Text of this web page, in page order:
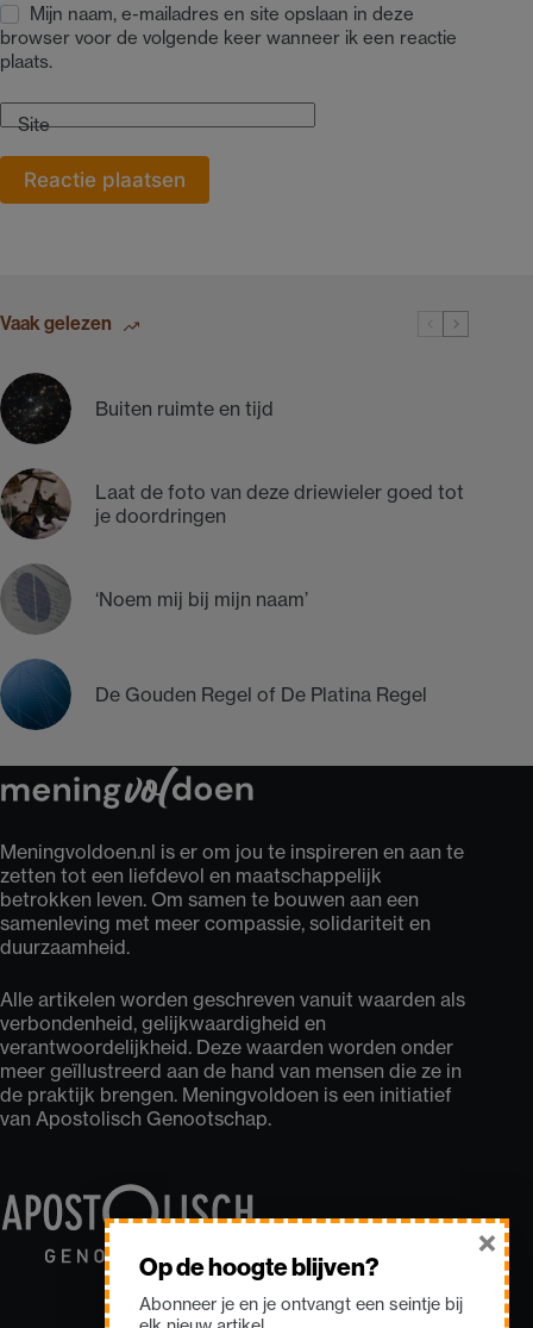
Mijn naam, e-mailadres en site opslaan in deze
browser voor de volgende keer wanneer ik een reactie
plaats.
Site
Reactie plaatsen
Vaak gelezen
Buiten ruimte en tijd
Laat de foto van deze driewieler goed tot
je doordringen
‘Noem mij bij mijn naam’
De Gouden Regel of De Platina Regel
Meningvoldoen.nl is er om jou te inspireren en aan te
zetten tot een liefdevol en maatschappelijk
betrokken leven. Om samen te bouwen aan een
samenleving met meer compassie, solidariteit en
duurzaamheid.
Alle artikelen worden geschreven vanuit waarden als
verbondenheid, gelijkwaardigheid en
verantwoordelijkheid. Deze waarden worden onder
meer geïllustreerd aan de hand van mensen die ze in
de praktijk brengen. Meningvoldoen is een initiatief
van Apostolisch Genootschap.
Op de hoogte blijven?
Abonneer je en je ontvangt een seintje bij
×